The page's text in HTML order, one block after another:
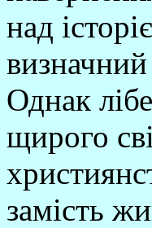
над
Однак
щирого
замість